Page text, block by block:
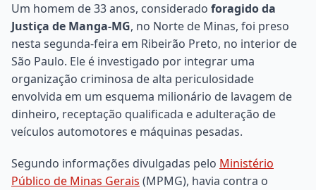
Um homem de 33 anos, considerado foragido da
Justiça de Manga-MG, no Norte de Minas, foi preso
nesta segunda-feira em Ribeirão Preto, no interior de
São Paulo. Ele é investigado por integrar uma
organização criminosa de alta periculosidade
envolvida em um esquema milionário de lavagem de
dinheiro, receptação qualificada e adulteração de
veículos automotores e máquinas pesadas.
Segundo informações divulgadas pelo Ministério
Público de Minas Gerais (MPMG), havia contra o